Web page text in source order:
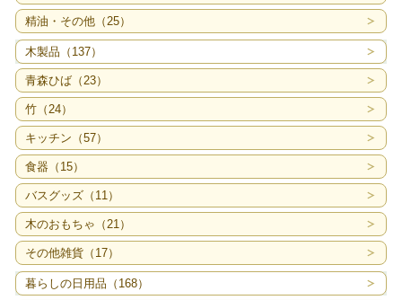
精油・その他（25）
木製品（137）
青森ひば（23）
竹（24）
キッチン（57）
食器（15）
バスグッズ（11）
木のおもちゃ（21）
その他雑貨（17）
暮らしの日用品（168）